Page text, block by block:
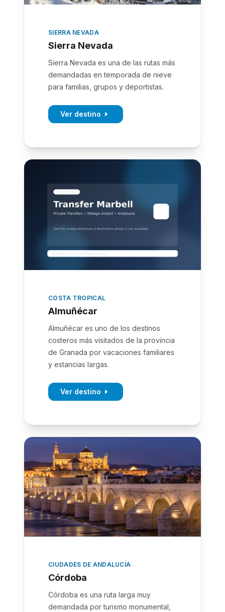
SIERRA NEVADA
Sierra Nevada
Sierra Nevada es una de las rutas más
demandadas en temporada de nieve
para familias, grupos y deportistas.
Ver destino
COSTA TROPICAL
Almuñécar
Almuñécar es uno de los destinos
costeros más visitados de la provincia
de Granada por vacaciones familiares
y estancias largas.
Ver destino
CIUDADES DE ANDALUCÍA
Córdoba
Córdoba es una ruta larga muy
demandada por turismo monumental,